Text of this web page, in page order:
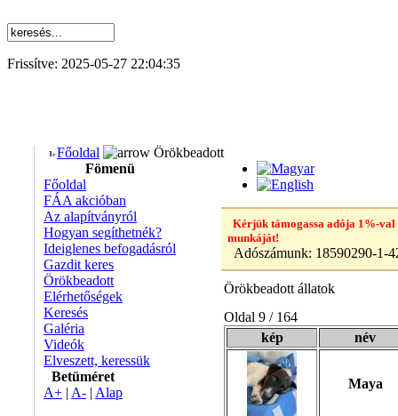
Frissítve: 2025-05-27 22:04:35
Főoldal
Örökbeadott
Fömenü
Főoldal
FÁA akcióban
Az alapítványról
Hogyan segíthetnék?
Ideiglenes befogadásról
Gazdit keres
Örökbeadott
Elérhetőségek
Keresés
Galéria
Videók
Elveszett, keressük
Betüméret
A+ | A- | Alap
Kérjük támogassa adója 1%-
munkáját!
Adószámunk: 18590290-1-
Örökbeadott állatok
Oldal 9 / 164
kép
név
Maya